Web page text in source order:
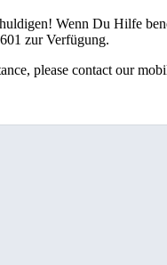
Wenn Du Hilfe
zur Verfügung.
please contact our